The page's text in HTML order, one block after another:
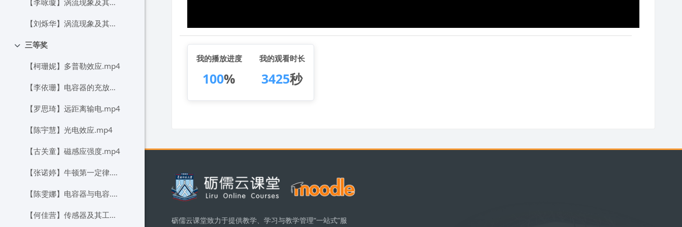
【刘烁华】涡流现象及其应用.mp4
折叠
三等奖
【柯珊妮】多普勒效应.mp4
【李依珊】电容器的充放电过程.mp4
【罗思琦】远距离输电.mp4
【陈宇慧】光电效应.mp4
【古关童】磁感应强度.mp4
【张诺婷】牛顿第一定律.mp4
【陈雯娜】电容器与电容.mp4
【何佳营】传感器及其工作原理.mp4
我的播放进度
100%
我的观看时长
3425秒
版块
砺儒云课堂致力于提供教学、学习与教学管理“一站式”服